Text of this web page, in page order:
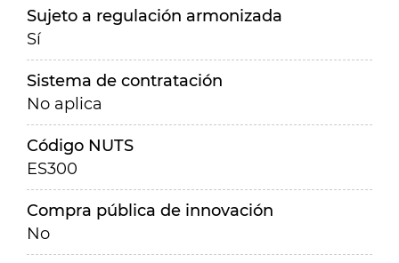
Sujeto a regulación armonizada
Sí
Sistema de contratación
No aplica
Código NUTS
ES300
Compra pública de innovación
No